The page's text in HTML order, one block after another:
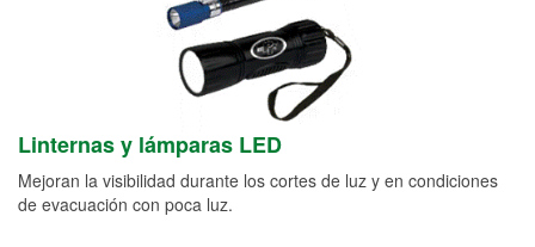
Linternas y lámparas LED
Mejoran la visibilidad durante los cortes de luz y en condiciones
de evacuación con poca luz.